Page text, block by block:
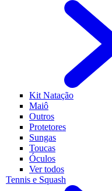
Kit Natação
Maiô
Outros
Protetores
Sungas
Toucas
Óculos
Ver todos
Tennis e Squash